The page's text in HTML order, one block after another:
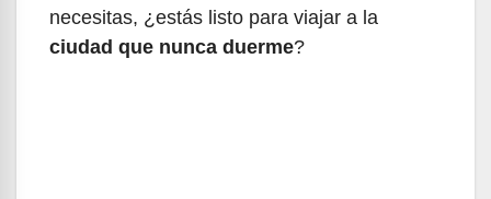
necesitas, ¿estás listo para viajar a la
ciudad que nunca duerme?